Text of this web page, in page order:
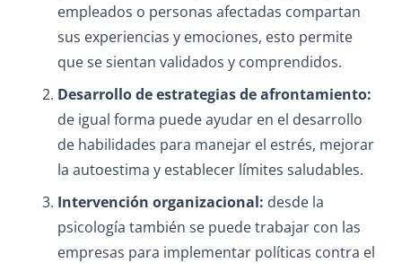
empleados o personas afectadas compartan
sus experiencias y emociones, esto permite
que se sientan validados y comprendidos.
Desarrollo de estrategias de afrontamiento:
de igual forma puede ayudar en el desarrollo
de habilidades para manejar el estrés, mejorar
la autoestima y establecer límites saludables.
Intervención organizacional: desde la
psicología también se puede trabajar con las
empresas para implementar políticas contra el